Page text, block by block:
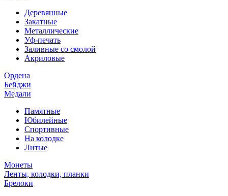
Деревянные
Закатные
Металлические
Уф-печать
Заливные со смолой
Акриловые
Ордена
Бейджи
Медали
Памятные
Юбилейные
Спортивные
На колодке
Литые
Монеты
Ленты, колодки, планки
Брелоки